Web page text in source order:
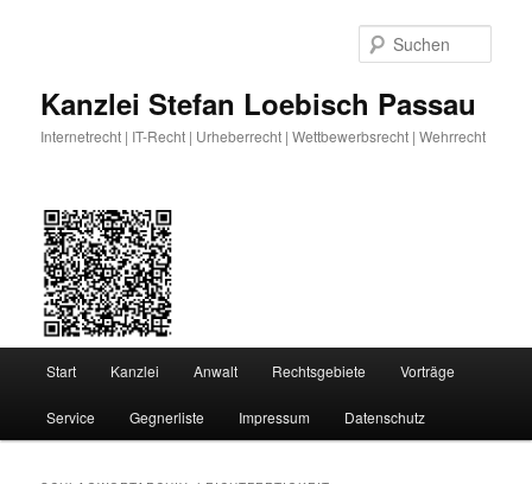
Kanzlei Stefan Loebisch Passau
Internetrecht | IT-Recht | Urheberrecht | Wettbewerbsrecht | Wehrrecht
Start Kanzlei Anwalt Rechtsgebiete Vorträge
Service Gegnerliste Impressum Datenschutz